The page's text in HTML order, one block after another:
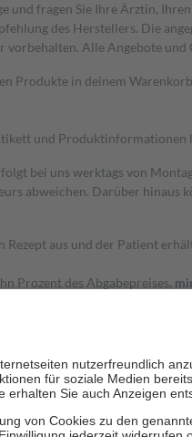
und fragen Sie Ihre Ärztin,
des Herstellers. Die
Alle Angebote
Produkte in deinem
und Produktinformationen
bei uns werktags von
abweichen. Darüber
aus und der Patient
Prozent des Abgabepreises,
zu stärken und die
mit Ausnahme der Fahrkosten
GKV getragen werden